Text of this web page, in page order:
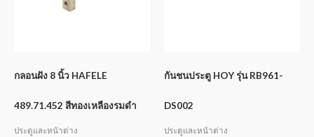
กลอนฝัง 8 นิ้ว HAFELE
489.71.452 สีทองเหลืองรมดำ
ประตูและหน้าต่าง
กันชนประตู HOY รุ่น RB961-
DS002
ประตูและหน้าต่าง